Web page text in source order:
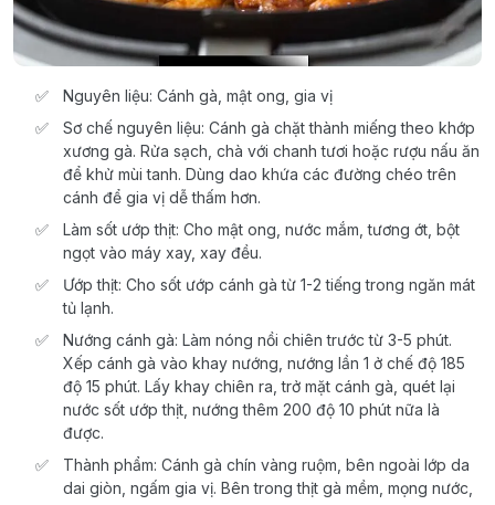
Nguyên liệu: Cánh gà, mật ong, gia vị
Sơ chế nguyên liệu: Cánh gà chặt thành miếng theo khớp
xương gà. Rửa sạch, chà với chanh tươi hoặc rượu nấu ăn
để khử mùi tanh. Dùng dao khứa các đường chéo trên
cánh để gia vị dễ thấm hơn.
Làm sốt ướp thịt: Cho mật ong, nước mắm, tương ớt, bột
ngọt vào máy xay, xay đều.
Ướp thịt: Cho sốt ướp cánh gà từ 1-2 tiếng trong ngăn mát
tủ lạnh.
Nướng cánh gà: Làm nóng nồi chiên trước từ 3-5 phút.
Xếp cánh gà vào khay nướng, nướng lần 1 ở chế độ 185
độ 15 phút. Lấy khay chiên ra, trở mặt cánh gà, quét lại
nước sốt ướp thịt, nướng thêm 200 độ 10 phút nữa là
được.
Thành phẩm: Cánh gà chín vàng ruộm, bên ngoài lớp da
dai giòn, ngấm gia vị. Bên trong thịt gà mềm, mọng nước,